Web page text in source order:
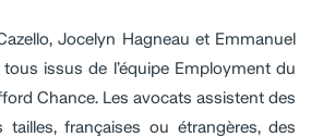
Jocelyn Hagneau et Emmanuel
issus de l’équipe Employment du
Chance. Les avocats assistent des
tailles, françaises ou étrangères, des